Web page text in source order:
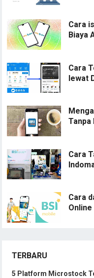
Cara
Biaya
Cara
lewat
Tanpa
Cara
Cara
TERBARU
5 Platform Microstock